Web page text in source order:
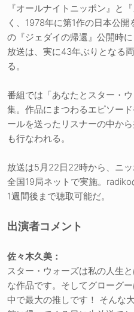
『オールナイトニッポン』と
く、1978年に第1作の日本公
の『ジェダイの帰還』公開時
放送は、実に43年ぶりとなる
る。
番組では「あなたとスター・
集。作品にまつわるエピソー
ールを送ったリスナーの中か
も行なわれる。
放送は5月22日22時から、ニ
全国19局ネットで実施。
1週間後まで聴取可能だ。
出演者コメント
佐々木久美：
スター・ウォーズは私の人生
な作品です。そしてグローグ
中で最大の推しです！ そんな